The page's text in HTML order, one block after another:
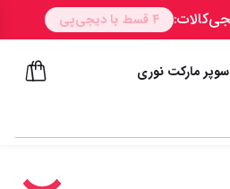
سوپر مارکت نوری